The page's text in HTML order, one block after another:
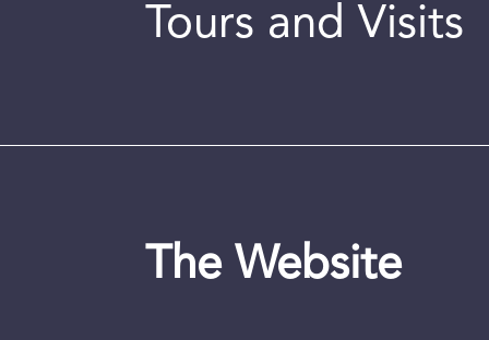
Tours and Visits
The Website